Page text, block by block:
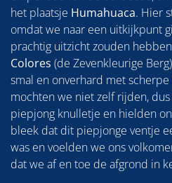
het plaatsje Humahuaca. Hier
omdat we naar een uitkijkpunt
prachtig uitzicht zouden
Colores (de Zevenkleurige
smal en onverhard met
mochten we niet zelf rijden,
piepjong knulletje en hielden
bleek dat dit piepjonge ventje
was en voelden we ons
dat we af en toe de afgrond in